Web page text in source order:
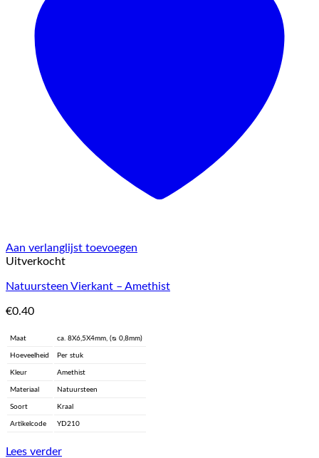
Aan verlanglijst toevoegen
Uitverkocht
Natuursteen Vierkant – Amethist
€0.40
Maat ca. 8X6,5X4mm, (ᴓ 0,8mm)
Hoeveelheid Per stuk
Kleur Amethist
Materiaal Natuursteen
Soort Kraal
Artikelcode YD210
Lees verder